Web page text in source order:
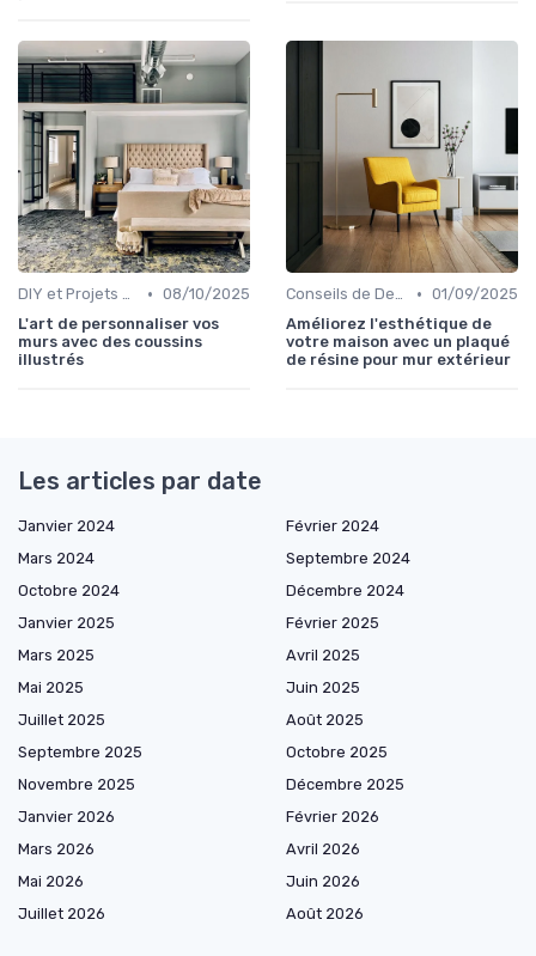
DIY et Projets Personnalisés • 08/10/2025
L'art de personnaliser vos
murs avec des coussins
illustrés
Conseils de Design d'Intérieur • 01/09/2025
Améliorez l'esthétique de
votre maison avec un plaqué
de résine pour mur extérieur
Les articles par date
Janvier 2024
Février 2024
Mars 2024
Septembre 2024
Octobre 2024
Décembre 2024
Janvier 2025
Février 2025
Mars 2025
Avril 2025
Mai 2025
Juin 2025
Juillet 2025
Août 2025
Septembre 2025
Octobre 2025
Novembre 2025
Décembre 2025
Janvier 2026
Février 2026
Mars 2026
Avril 2026
Mai 2026
Juin 2026
Juillet 2026
Août 2026